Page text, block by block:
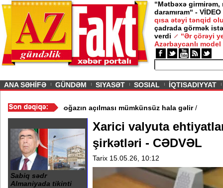
“Mətbəxə girmirəm,
daramıram“ - VİDEO
qısa ətəyi tənqid
çadrada görmək
verdi
“Ər çörəyi
Azərbaycanlı model
ANA SƏHİFƏ GÜNDƏM SIYASƏT SOSIAL İQTISADIYYAT
tələblər irəli sürdü - Boğazın açılması mümkünsüz hala gəlir
Sabiq sədr
Almaniyada tikinti
Xarici valyuta
şirkətləri - CƏDVƏL
Tarix 15.05.26, 10:12